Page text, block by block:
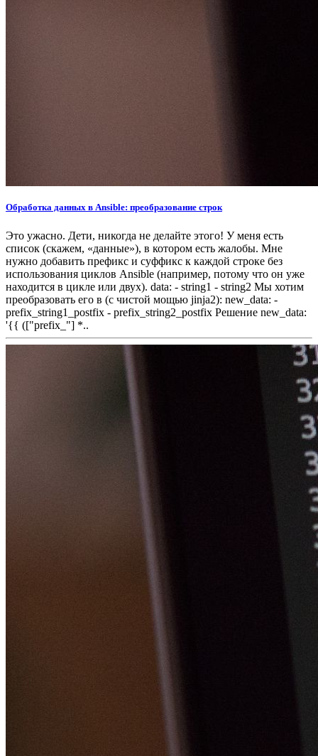
Обработка данных в Ansible: преобразование строк
Это ужасно. Дети, никогда не делайте этого! У меня есть
список (скажем, «данные»), в котором есть жалобы. Мне
нужно добавить префикс и суффикс к каждой строке без
использования циклов Ansible (например, потому что он уже
находится в цикле или двух). data: - string1 - string2 Мы хотим
преобразовать его в (с чистой мощью jinja2): new_data: -
prefix_string1_postfix - prefix_string2_postfix Решение new_data:
'{{ (["prefix_"] *..